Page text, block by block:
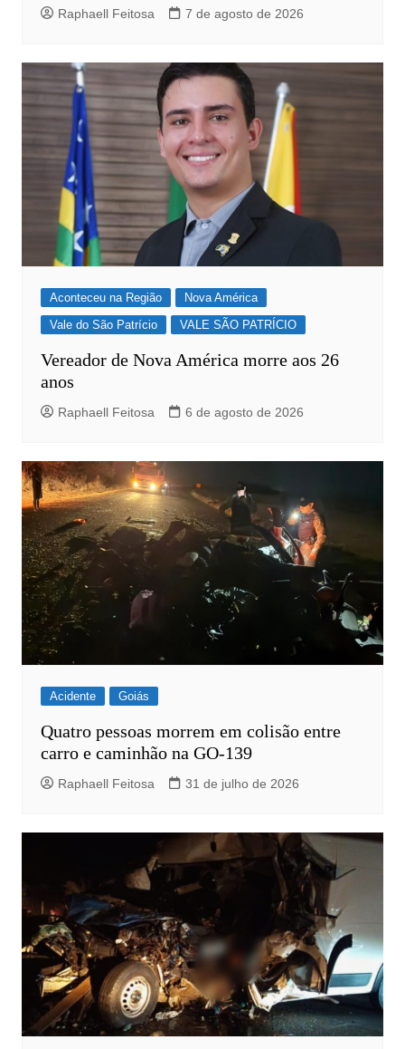
Raphaell Feitosa 7 de agosto de 2026
Aconteceu na Região
Nova América
Vale do São Patrício
VALE SÃO PATRÍCIO
Vereador de Nova América morre aos 26
anos
Raphaell Feitosa 6 de agosto de 2026
Acidente Goiás
Quatro pessoas morrem em colisão entre
carro e caminhão na GO-139
Raphaell Feitosa 31 de julho de 2026